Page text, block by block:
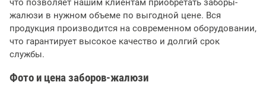
жалюзи в нужном объеме по выгодной цене. Вся
продукция производится на современном оборудовании,
что гарантирует высокое качество и долгий срок
службы.
Фото и цена заборов-жалюзи